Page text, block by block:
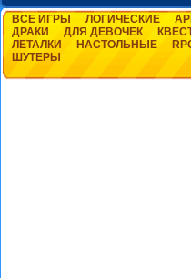
ВСЕ ИГРЫ ЛОГИЧЕСКИЕ
ДРАКИ
ДЛЯ ДЕВОЧЕК
ЛЕТАЛКИ
НАСТОЛЬНЫЕ
ШУТЕРЫ